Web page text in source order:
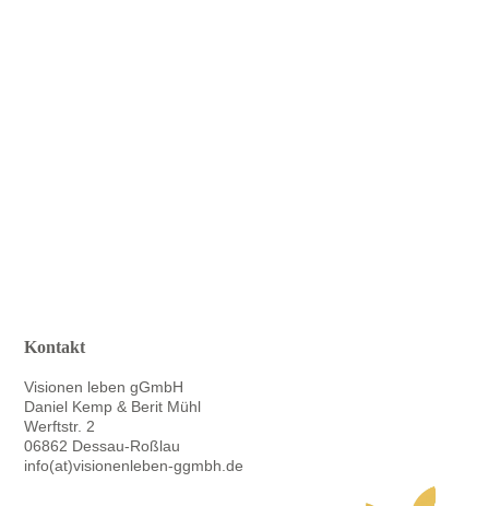
Kontakt
Visionen leben gGmbH
Daniel Kemp & Berit Mühl
Werftstr. 2
06862 Dessau-Roßlau
info(at)visionenleben-ggmbh.de